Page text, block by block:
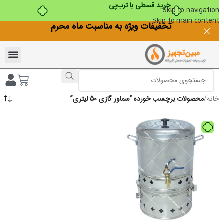
خرید قسطی با ترب‌پیSkip to navigation
Skip to main contentتخفیفات ویژه به مناسبت ماه محرم
خانه/محصولات برچسب خورده “سماور گازی 50 لیتری”